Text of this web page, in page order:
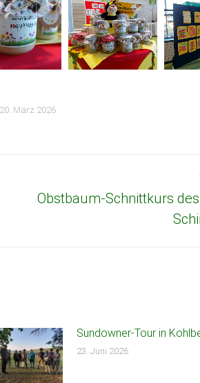
20. März 2026
Obstbaum-Schnittkurs des
Sundowner-Tour in
23. Juni 2026